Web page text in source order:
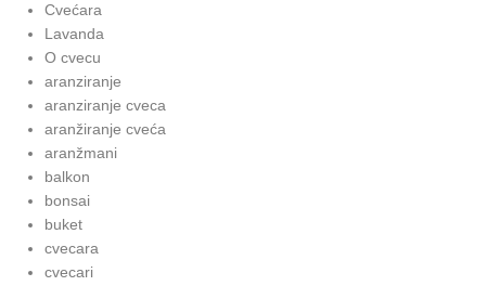
Cvećara
Lavanda
O cvecu
aranziranje
aranziranje cveca
aranžiranje cveća
aranžmani
balkon
bonsai
buket
cvecara
cvecari